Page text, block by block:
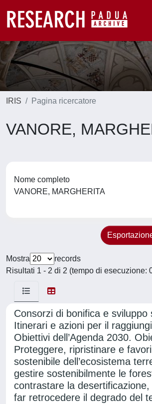
IRIS Pagina ricercatore
VANORE,
Nome completo
VANORE, MARGHERITA
Mostra
records
Risultati 1 - 2 di 2 (tempo di esecuzione:
Consorzi di bonifica e sviluppo
Itinerari e azioni per il
Obiettivi dell’Agenda 2030.
Proteggere, ripristinare e
sostenibile dell’ecosistema
gestire sostenibilmente le
contrastare la
far retrocedere il degrado del